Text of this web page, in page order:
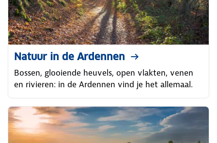
Natuur in de Ardennen
Bossen, glooiende heuvels, open vlakten, venen
en rivieren: in de Ardennen vind je het allemaal.